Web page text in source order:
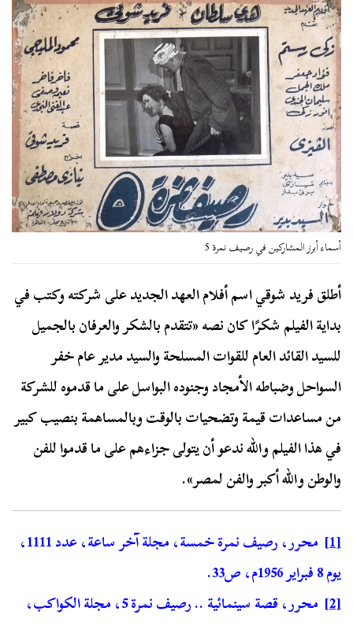
أسماء أبرز المشاركين في رصيف نمرة 5
أطلق فريد شوقي اسم أفلام العهد الجديد على شركته وكتب في
بداية الفيلم شكرًا كان نصه «تتقدم بالشكر والعرفان بالجميل
للسيد القائد العام للقوات المسلحة والسيد مدير عام خفر
السواحل وضباطه الأمجاد وجنوده البواسل على ما قدموه للشركة
من مساعدات قيمة وتضحيات بالوقت وبالمساهمة بنصيب كبير
في هذا الفيلم والله ندعو أن يتولى جزاءهم على ما قدموا للفن
والوطن والله أكبر والفن لمصر».
[1]
محرر، رصيف نمرة خمسة، مجلة آخر ساعة، عدد 1111،
يوم 8 فبراير 1956م، ص33.
[2]
محرر، قصة سينمائية .. رصيف نمرة 5، مجلة الكواكب،